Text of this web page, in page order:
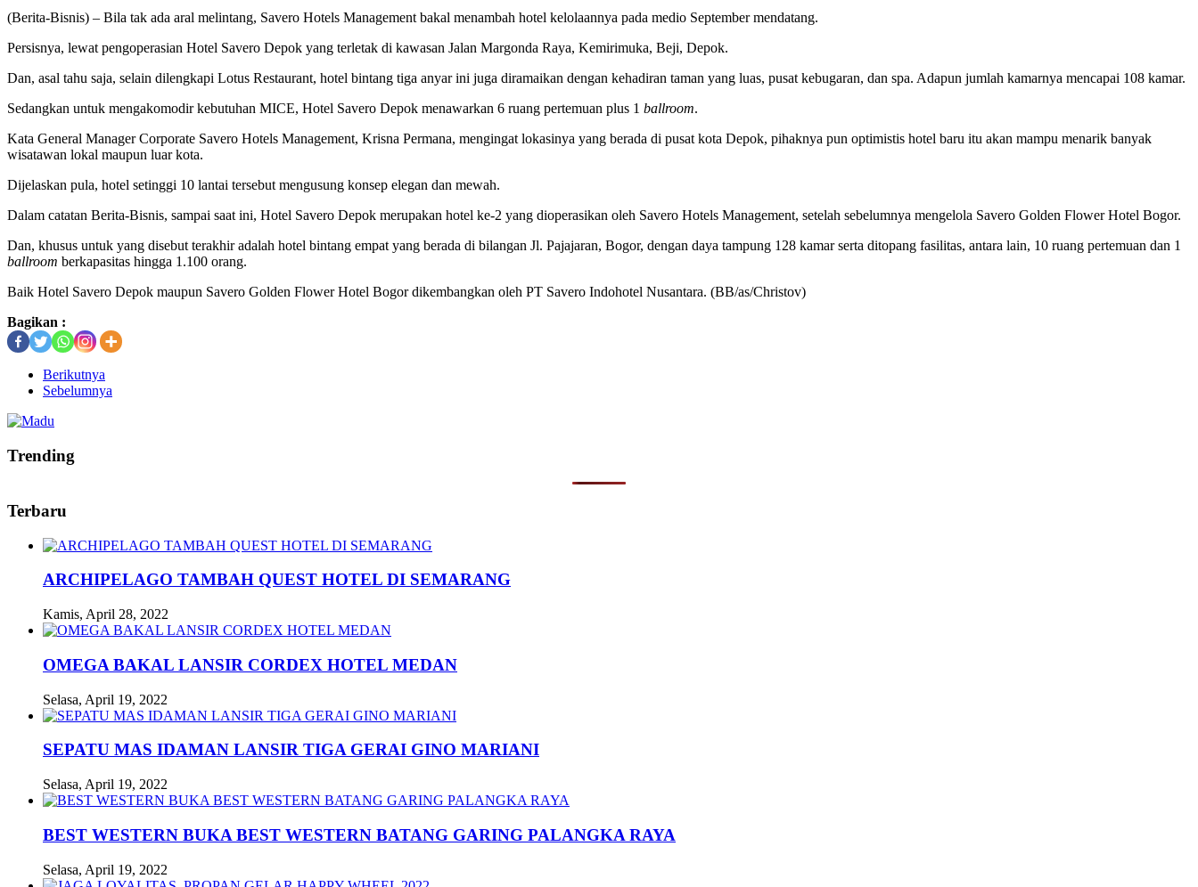
(Berita-Bisnis) – Bila tak ada aral melintang, Savero Hotels Management bakal menambah hotel kelolaannya pada medio September mendatang.
Persisnya, lewat pengoperasian Hotel Savero Depok yang terletak di kawasan Jalan Margonda Raya, Kemirimuka, Beji, Depok.
Dan, asal tahu saja, selain dilengkapi Lotus Restaurant, hotel bintang tiga anyar ini juga diramaikan dengan kehadiran taman yang luas, pusat kebugaran, dan spa. Adapun jumlah kamarnya mencapai 108 kamar.
Sedangkan untuk mengakomodir kebutuhan MICE, Hotel Savero Depok menawarkan 6 ruang pertemuan plus 1 ballroom.
Kata General Manager Corporate Savero Hotels Management, Krisna Permana, mengingat lokasinya yang berada di pusat kota Depok, pihaknya pun optimistis hotel baru itu akan mampu menarik banyak
wisatawan lokal maupun luar kota.
Dijelaskan pula, hotel setinggi 10 lantai tersebut mengusung konsep elegan dan mewah.
Dalam catatan Berita-Bisnis, sampai saat ini, Hotel Savero Depok merupakan hotel ke-2 yang dioperasikan oleh Savero Hotels Management, setelah sebelumnya mengelola Savero Golden Flower Hotel Bogor.
Dan, khusus untuk yang disebut terakhir adalah hotel bintang empat yang berada di bilangan Jl. Pajajaran, Bogor, dengan daya tampung 128 kamar serta ditopang fasilitas, antara lain, 10 ruang pertemuan dan 1
ballroom berkapasitas hingga 1.100 orang.
Baik Hotel Savero Depok maupun Savero Golden Flower Hotel Bogor dikembangkan oleh PT Savero Indohotel Nusantara. (BB/as/Christov)
Bagikan :
Berikutnya
Sebelumnya
Trending
Terbaru
ARCHIPELAGO TAMBAH QUEST HOTEL DI SEMARANG
Kamis, April 28, 2022
OMEGA BAKAL LANSIR CORDEX HOTEL MEDAN
Selasa, April 19, 2022
SEPATU MAS IDAMAN LANSIR TIGA GERAI GINO MARIANI
Selasa, April 19, 2022
BEST WESTERN BUKA BEST WESTERN BATANG GARING PALANGKA RAYA
Selasa, April 19, 2022